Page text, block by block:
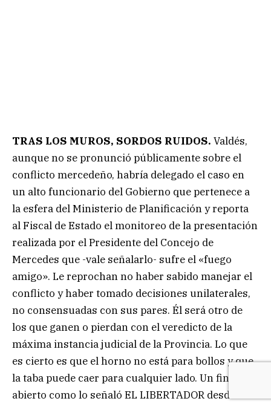
TRAS LOS MUROS, SORDOS RUIDOS. Valdés,
aunque no se pronunció públicamente sobre el
conflicto mercedeño, habría delegado el caso en
un alto funcionario del Gobierno que pertenece a
la esfera del Ministerio de Planificación y reporta
al Fiscal de Estado el monitoreo de la presentación
realizada por el Presidente del Concejo de
Mercedes que -vale señalarlo- sufre el «fuego
amigo». Le reprochan no haber sabido manejar el
conflicto y haber tomado decisiones unilaterales,
no consensuadas con sus pares. Él será otro de
los que ganen o pierdan con el veredicto de la
máxima instancia judicial de la Provincia. Lo que
es cierto es que el horno no está para bollos y que
la taba puede caer para cualquier lado. Un final
abierto como lo señaló EL LIBERTADOR desde el